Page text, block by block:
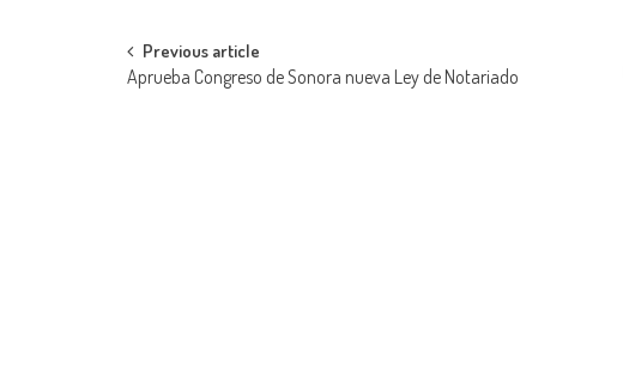
Post
Previous article
Aprueba Congreso de Sonora nueva Ley de Notariado